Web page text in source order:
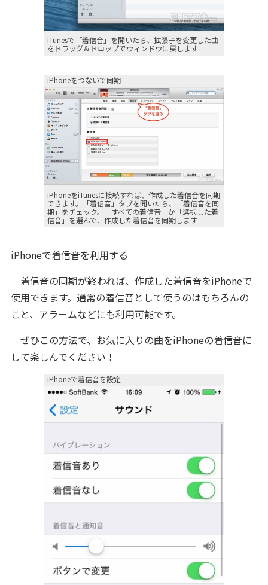
iTunesで「着信音」を開いたら、拡張子を変更した曲
をドラッグ＆ドロップでウィンドウに戻します
iPhoneをつないで同期
iPhoneをiTunesに接続すれば、作成した着信音を同期
できます。「着信音」タブを開いたら、「着信音を同
期」をチェック。「すべての着信音」か「選択した着
信音」を選んで、作成した着信音を同期します
iPhoneで着信音を利用する
着信音の同期が終われば、作成した着信音をiPhoneで
使用できます。通常の着信音として使うのはもちろんの
こと、アラームなどにも利用可能です。
ぜひこの方法で、お気に入りの曲をiPhoneの着信音に
して楽しんでください！
iPhoneで着信音を設定